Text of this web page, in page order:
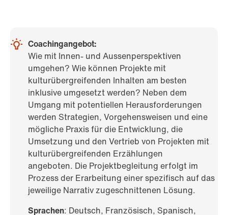
Coachingangebot:
Wie mit Innen- und Aussenperspektiven
umgehen? Wie können Projekte mit
kulturübergreifenden Inhalten am besten
inklusive umgesetzt werden? Neben dem
Umgang mit potentiellen Herausforderungen
werden Strategien, Vorgehensweisen und eine
mögliche Praxis für die Entwicklung, die
Umsetzung und den Vertrieb von Projekten mit
kulturübergreifenden Erzählungen
angeboten. Die Projektbegleitung erfolgt im
Prozess der Erarbeitung einer spezifisch auf das
jeweilige Narrativ zugeschnittenen Lösung.
Sprachen: Deutsch, Französisch, Spanisch,